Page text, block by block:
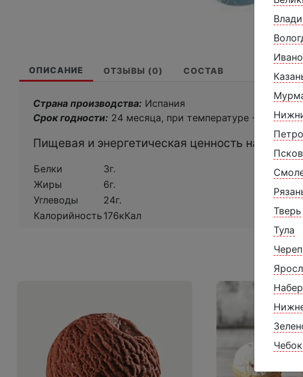
Псков
Тверь
Тула
ОПИСАНИЕ ОТЗЫВЫ (0) СОСТАВ
Страна производства: Испания
Срок годности: 24 месяца, при температуре -18С
Пищевая и энергетическая ценность на 100г.
Белки
3г.
Жиры
6г.
Углеводы
24г.
Калорийность 176кКал